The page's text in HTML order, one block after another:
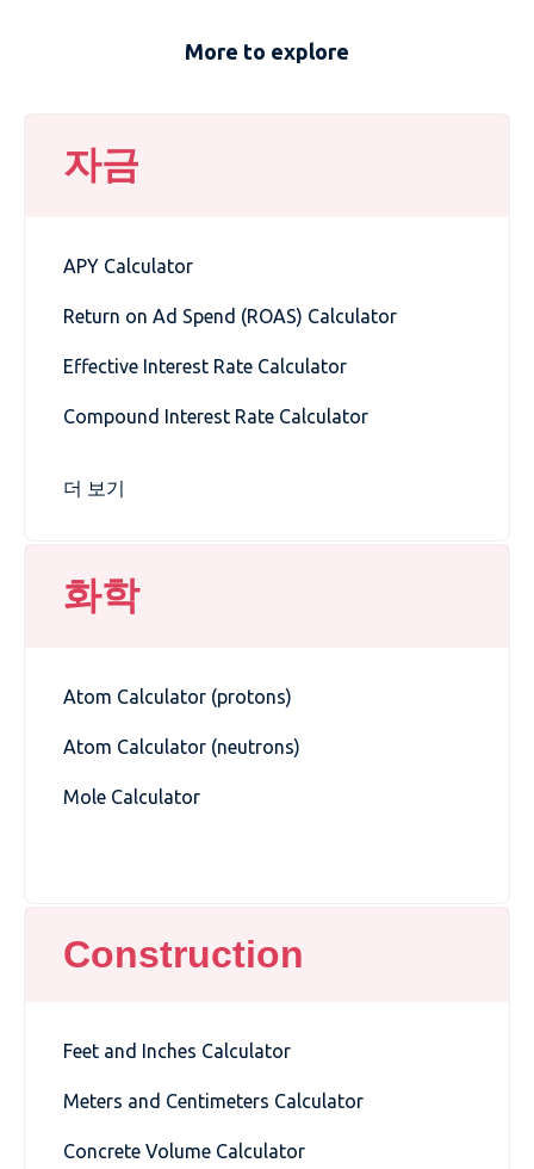
More to explore
자금
APY Calculator
Return on Ad Spend (ROAS) Calculator
Effective Interest Rate Calculator
Compound Interest Rate Calculator
더 보기
화학
Atom Calculator (protons)
Atom Calculator (neutrons)
Mole Calculator
Construction
Feet and Inches Calculator
Meters and Centimeters Calculator
Concrete Volume Calculator